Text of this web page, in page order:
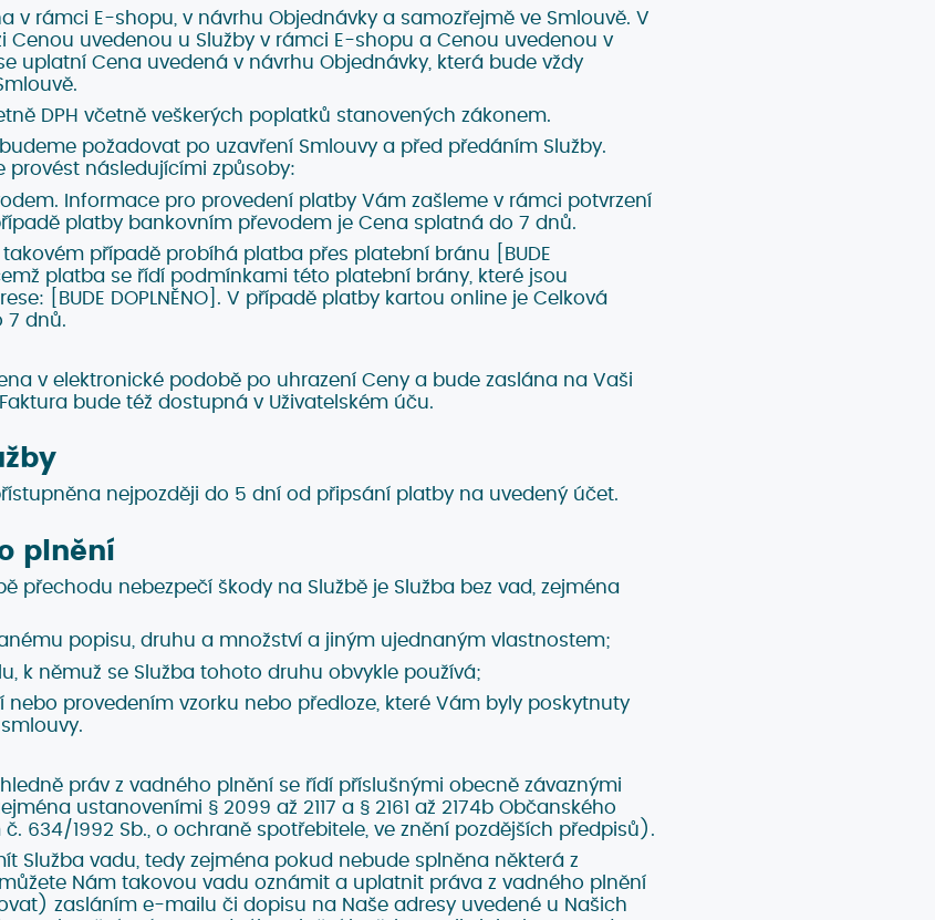
v rámci E-shopu, v návrhu Objednávky a samozřejmě ve Smlouvě. V
Cenou uvedenou u Služby v rámci E-shopu a Cenou uvedenou v
uplatní Cena uvedená v návrhu Objednávky, která bude vždy
DPH včetně veškerých poplatků stanovených zákonem.
požadovat po uzavření Smlouvy a před předáním Služby.
provést následujícími způsoby:
Informace pro provedení platby Vám zašleme v rámci potvrzení
platby bankovním převodem je Cena splatná do 7 dnů.
případě probíhá platba přes platební bránu [BUDE
platba se řídí podmínkami této platební brány, které jsou
[BUDE DOPLNĚNO]. V případě platby kartou online je Celková
7 dnů.
v elektronické podobě po uhrazení Ceny a bude zaslána na Vaši
bude též dostupná v Uživatelském úču.
nejpozději do 5 dní od připsání platby na uvedený účet.
plnění
přechodu nebezpečí škody na Službě je Služba bez vad, zejména
popisu, druhu a množství a jiným ujednaným vlastnostem;
k němuž se Služba tohoto druhu obvykle používá;
nebo provedením vzorku nebo předloze, které Vám byly poskytnuty
práv z vadného plnění se řídí příslušnými obecně závaznými
ustanoveními § 2099 až 2117 a § 2161 až 2174b Občanského
634/1992 Sb., o ochraně spotřebitele, ve znění pozdějších předpisů).
Služba vadu, tedy zejména pokud nebude splněna některá z
Nám takovou vadu oznámit a uplatnit práva z vadného plnění
zasláním e-mailu či dopisu na Naše adresy uvedené u Našich